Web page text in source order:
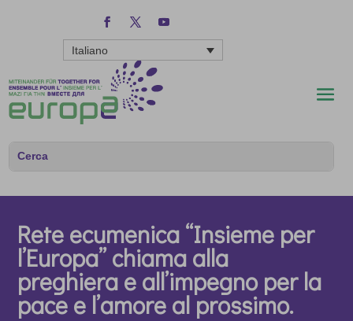
Italiano
Rete ecumenica “Insieme per
l’Europa” chiama alla
preghiera e all’impegno per la
pace e l’amore al prossimo.